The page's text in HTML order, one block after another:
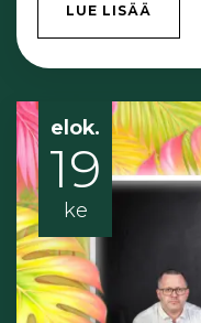
LUE LISÄÄ
elok.
19
ke